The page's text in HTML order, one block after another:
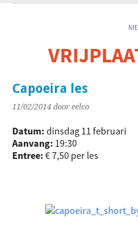
Capoeira les
11/02/2014 door eelco
Datum: dinsdag 11 februari
Aanvang: 19:30
Entree: € 7,50 per les